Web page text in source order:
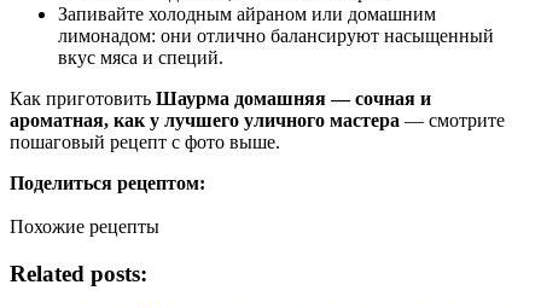
Запивайте холодным айраном или домашним
лимонадом: они отлично балансируют насыщенный
вкус мяса и специй.
Как приготовить Шаурма домашняя — сочная и
ароматная, как у лучшего уличного мастера — смотрите
пошаговый рецепт с фото выше.
Поделиться рецептом:
Похожие рецепты
Related posts: